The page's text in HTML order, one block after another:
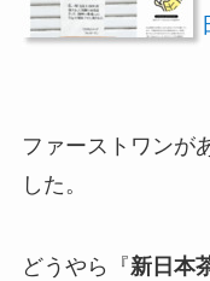
ファーストワンが
した。
どうやら『新日本